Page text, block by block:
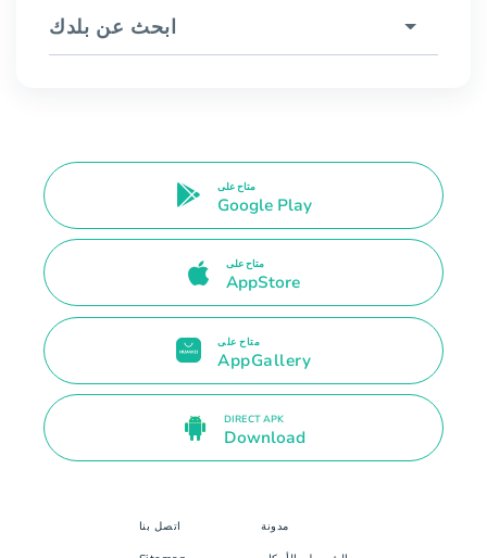
ابحث عن بلدك
متاح على
Google Play
متاح على
AppStore
متاح على
AppGallery
DIRECT APK
Download
اتصل بنا مدونة